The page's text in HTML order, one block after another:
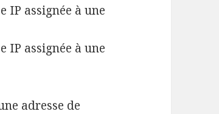
IP assignée à une
IP assignée à une
adresse de